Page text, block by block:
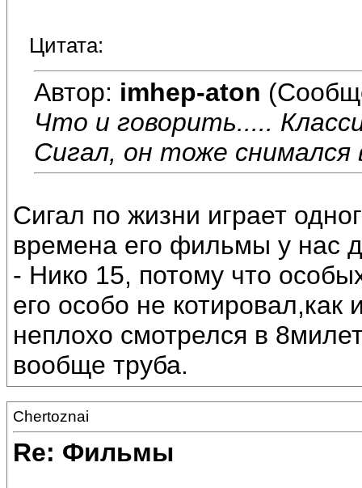
Цитата:
Автор: imhep-aton
Что и говорить.....
Сигал, он тоже
Сигал по жизни играет
времена его фильмы у нас
- Нико 15, потому что
его особо не
неплохо смотрелся в
вообще труба.
Chertoznai
Re: Фильмы